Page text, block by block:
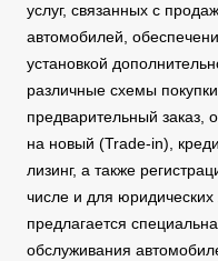
услуг, связанных с
автомобилей,
установкой
различные схемы
предварительный заказ,
на новый (Trade-in),
лизинг, а также
числе и для
предлагается
обслуживания